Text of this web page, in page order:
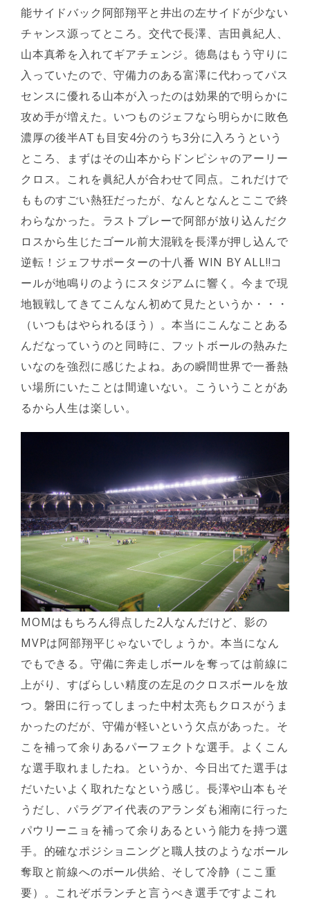
能サイドバック阿部翔平と井出の左サイドが少ない
チャンス源ってところ。交代で長澤、吉田眞紀人、
山本真希を入れてギアチェンジ。徳島はもう守りに
入っていたので、守備力のある富澤に代わってパス
センスに優れる山本が入ったのは効果的で明らかに
攻め手が増えた。いつものジェフなら明らかに敗色
濃厚の後半ATも目安4分のうち3分に入ろうという
ところ、まずはその山本からドンピシャのアーリー
クロス。これを眞紀人が合わせて同点。これだけで
もものすごい熱狂だったが、なんとなんとここで終
わらなかった。ラストプレーで阿部が放り込んだク
ロスから生じたゴール前大混戦を長澤が押し込んで
逆転！ジェフサポーターの十八番 WIN BY ALL!!コ
ールが地鳴りのようにスタジアムに響く。今まで現
地観戦してきてこんなん初めて見たというか・・・
（いつもはやられるほう）。本当にこんなことある
んだなっていうのと同時に、フットボールの熱みた
いなのを強烈に感じたよね。あの瞬間世界で一番熱
い場所にいたことは間違いない。こういうことがあ
るから人生は楽しい。
MOMはもちろん得点した2人なんだけど、影の
MVPは阿部翔平じゃないでしょうか。本当になん
でもできる。守備に奔走しボールを奪っては前線に
上がり、すばらしい精度の左足のクロスボールを放
つ。磐田に行ってしまった中村太亮もクロスがうま
かったのだが、守備が軽いという欠点があった。そ
こを補って余りあるパーフェクトな選手。よくこん
な選手取れましたね。というか、今日出てた選手は
だいたいよく取れたなという感じ。長澤や山本もそ
うだし、パラグアイ代表のアランダも湘南に行った
パウリーニョを補って余りあるという能力を持つ選
手。的確なポジショニングと職人技のようなボール
奪取と前線へのボール供給、そして冷静（ここ重
要）。これぞボランチと言うべき選手ですよこれ